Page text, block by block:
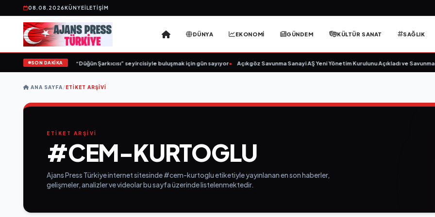
08.08.2026KÜNYEİLETIŞIM
DÜNYA EKONOMİ GÜNDEM KÜLTÜR SANAT SAĞLIK
SON DAKİKA
Yeni İş Birliği: “Vişne”• “Düğün Şarkıcısı” seyircisiyle buluşmak için gün sayıyor• Açıkgöz Savunma Sanayi AŞ Yeni Yönetim Kurulunu Açıkladı ve
ANA SAYFA/ETIKET ARŞIVI
ETİKET ARŞİVİ
#CEM-KURTOGLU
Ajans Press Türkiye internet sitesinde #cem-kurtoglu etiketiyle yayınlanan en son haberler,
gelişmeler, analizler ve videolar bu sayfa üzerinde listelenmektedir.